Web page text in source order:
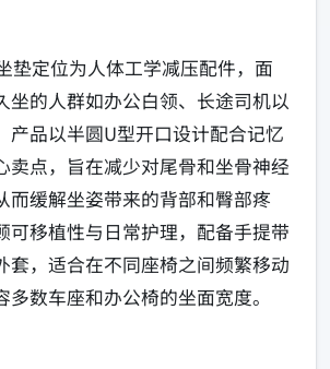
垫定位为人体工学减压配件，面
坐的人群如办公白领、长途司机以
产品以半圆U型开口设计配合记忆
卖点，旨在减少对尾骨和坐骨神经
而缓解坐姿带来的背部和臀部疼
可移植性与日常护理，配备手提带
套，适合在不同座椅之间频繁移动
数车座和办公椅的坐面宽度。